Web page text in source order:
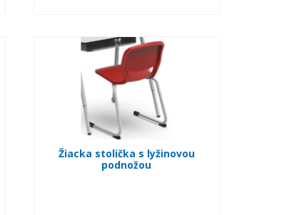
Žiacka stolička s lyžinovou
podnožou